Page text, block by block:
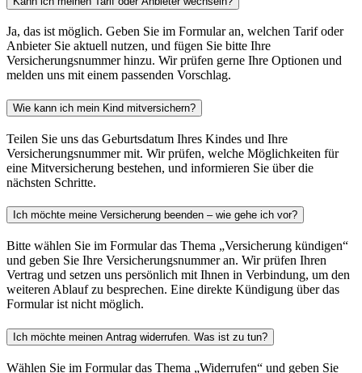
Ja, das ist möglich. Geben Sie im Formular an, welchen Tarif oder
Anbieter Sie aktuell nutzen, und fügen Sie bitte Ihre
Versicherungsnummer hinzu. Wir prüfen gerne Ihre Optionen und
melden uns mit einem passenden Vorschlag.
Wie kann ich mein Kind mitversichern?
Teilen Sie uns das Geburtsdatum Ihres Kindes und Ihre
Versicherungsnummer mit. Wir prüfen, welche Möglichkeiten für
eine Mitversicherung bestehen, und informieren Sie über die
nächsten Schritte.
Ich möchte meine Versicherung beenden – wie gehe ich vor?
Bitte wählen Sie im Formular das Thema „Versicherung kündigen“
und geben Sie Ihre Versicherungsnummer an. Wir prüfen Ihren
Vertrag und setzen uns persönlich mit Ihnen in Verbindung, um den
weiteren Ablauf zu besprechen. Eine direkte Kündigung über das
Formular ist nicht möglich.
Ich möchte meinen Antrag widerrufen. Was ist zu tun?
Wählen Sie im Formular das Thema „Widerrufen“ und geben Sie